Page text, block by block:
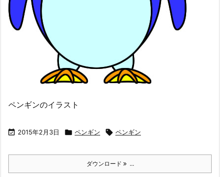
ペンギンのイラスト
 2015年2月3日  ペンギン  ペンギン
ダウンロード ...